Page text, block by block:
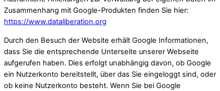
Zusammenhang mit Google-Produkten finden Sie hier:
https://www.dataliberation.org
Durch den Besuch der Website erhält Google Informationen,
dass Sie die entsprechende Unterseite unserer Webseite
aufgerufen haben. Dies erfolgt unabhängig davon, ob Google
ein Nutzerkonto bereitstellt, über das Sie eingeloggt sind, oder
ob keine Nutzerkonto besteht. Wenn Sie bei Google